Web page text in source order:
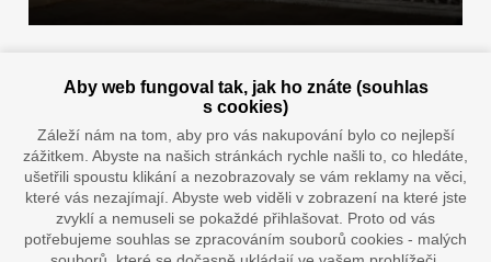
Doprava vaším oblíbeným dopravcem
Aby web fungoval tak, jak ho znáte (souhlas
s cookies)
Záleží nám na tom, aby pro vás nakupování bylo co nejlepší
zážitkem. Abyste na našich stránkách rychle našli to, co hledáte,
ušetřili spoustu klikání a nezobrazovaly se vám reklamy na věci,
které vás nezajímají. Abyste web viděli v zobrazení na které jste
zvyklí a nemuseli se pokaždé přihlašovat. Proto od vás
potřebujeme souhlas se zpracováním souborů cookies - malých